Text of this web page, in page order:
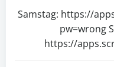
Samstag: https://
pw=wrong
https://